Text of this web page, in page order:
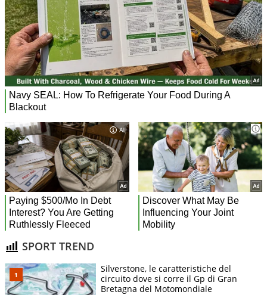
SPORT TREND
Silverstone, le caratteristiche del
circuito dove si corre il Gp di Gran
Bretagna del Motomondiale